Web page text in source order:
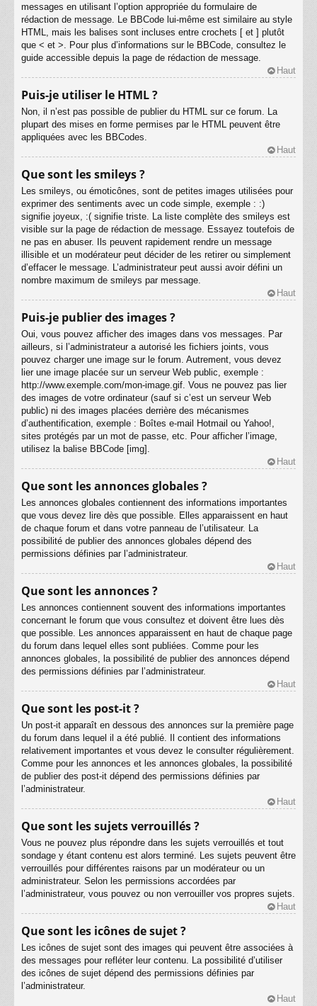
messages en utilisant l’option appropriée du formulaire de
rédaction de message. Le BBCode lui-même est similaire au style
HTML, mais les balises sont incluses entre crochets [ et ] plutôt
que < et >. Pour plus d’informations sur le BBCode, consultez le
guide accessible depuis la page de rédaction de message.
Haut
Puis-je utiliser le HTML ?
Non, il n’est pas possible de publier du HTML sur ce forum. La
plupart des mises en forme permises par le HTML peuvent être
appliquées avec les BBCodes.
Haut
Que sont les smileys ?
Les smileys, ou émoticônes, sont de petites images utilisées pour
exprimer des sentiments avec un code simple, exemple : :)
signifie joyeux, :( signifie triste. La liste complète des smileys est
visible sur la page de rédaction de message. Essayez toutefois de
ne pas en abuser. Ils peuvent rapidement rendre un message
illisible et un modérateur peut décider de les retirer ou simplement
d’effacer le message. L’administrateur peut aussi avoir défini un
nombre maximum de smileys par message.
Haut
Puis-je publier des images ?
Oui, vous pouvez afficher des images dans vos messages. Par
ailleurs, si l’administrateur a autorisé les fichiers joints, vous
pouvez charger une image sur le forum. Autrement, vous devez
lier une image placée sur un serveur Web public, exemple :
http://www.exemple.com/mon-image.gif. Vous ne pouvez pas lier
des images de votre ordinateur (sauf si c’est un serveur Web
public) ni des images placées derrière des mécanismes
d’authentification, exemple : Boîtes e-mail Hotmail ou Yahoo!,
sites protégés par un mot de passe, etc. Pour afficher l’image,
utilisez la balise BBCode [img].
Haut
Que sont les annonces globales ?
Les annonces globales contiennent des informations importantes
que vous devez lire dès que possible. Elles apparaissent en haut
de chaque forum et dans votre panneau de l’utilisateur. La
possibilité de publier des annonces globales dépend des
permissions définies par l’administrateur.
Haut
Que sont les annonces ?
Les annonces contiennent souvent des informations importantes
concernant le forum que vous consultez et doivent être lues dès
que possible. Les annonces apparaissent en haut de chaque page
du forum dans lequel elles sont publiées. Comme pour les
annonces globales, la possibilité de publier des annonces dépend
des permissions définies par l’administrateur.
Haut
Que sont les post-it ?
Un post-it apparaît en dessous des annonces sur la première page
du forum dans lequel il a été publié. Il contient des informations
relativement importantes et vous devez le consulter régulièrement.
Comme pour les annonces et les annonces globales, la possibilité
de publier des post-it dépend des permissions définies par
l’administrateur.
Haut
Que sont les sujets verrouillés ?
Vous ne pouvez plus répondre dans les sujets verrouillés et tout
sondage y étant contenu est alors terminé. Les sujets peuvent être
verrouillés pour différentes raisons par un modérateur ou un
administrateur. Selon les permissions accordées par
l’administrateur, vous pouvez ou non verrouiller vos propres sujets.
Haut
Que sont les icônes de sujet ?
Les icônes de sujet sont des images qui peuvent être associées à
des messages pour refléter leur contenu. La possibilité d’utiliser
des icônes de sujet dépend des permissions définies par
l’administrateur.
Haut